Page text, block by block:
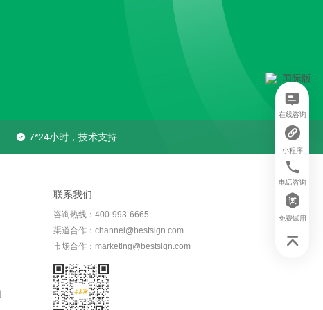
7*24小时，技术支持
联系我们
咨询热线：400-993-6665
渠道合作：channel@bestsign.com
市场合作：marketing@bestsign.com
在线咨询
小程序
电话咨询
免费试用